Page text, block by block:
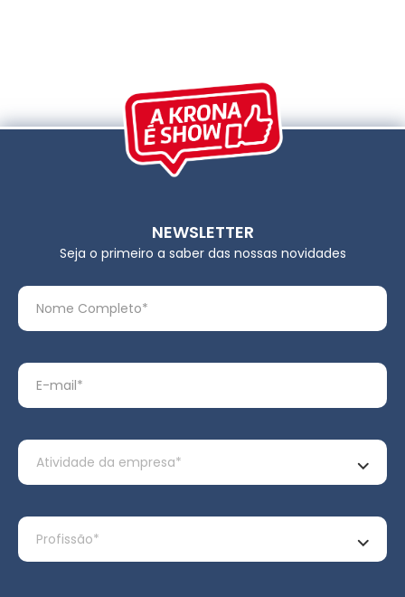
NEWSLETTER
Seja o primeiro a saber das nossas novidades